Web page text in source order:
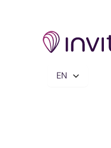
content
Choose